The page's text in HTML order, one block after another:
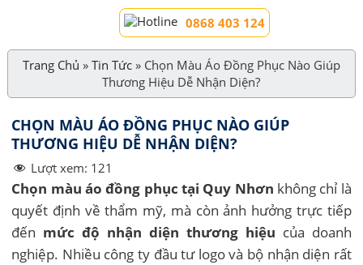
0868 403 124
Trang Chủ » Tin Tức» Chọn Màu Áo Đồng Phục Nào Giúp
Thương Hiệu Dễ Nhận Diện?
CHỌN MÀU ÁO ĐỒNG PHỤC NÀO GIÚP
THƯƠNG HIỆU DỄ NHẬN DIỆN?
Lượt xem: 121
Chọn màu áo đồng phục tại Quy Nhơn không chỉ là
quyết định về thẩm mỹ, mà còn ảnh hưởng trực tiếp
đến mức độ nhận diện thương hiệu của doanh
nghiệp. Nhiều công ty đầu tư logo và bộ nhận diện rất